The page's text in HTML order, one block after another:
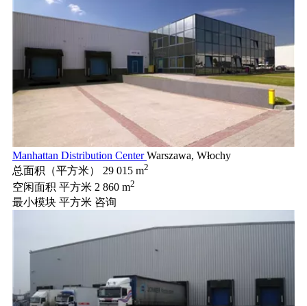
Manhattan Distribution CenterWarszawa, Włochy
总面积（平方米）
29 015 m2
空闲面积 平方米 2 860 m2
最小模块 平方米 咨询